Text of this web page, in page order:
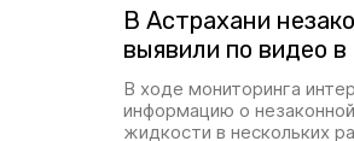
В Астрахани
выявили по видео в
В ходе мониторинга
информацию о
жидкости в нескольких